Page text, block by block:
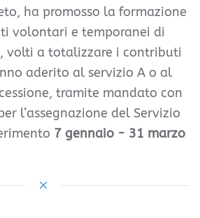
ha promosso la formazione
volontari e temporanei di
volti a totalizzare i contributi
aderito al servizio A o al
tramite mandato con
l’assegnazione del Servizio
7 gennaio - 31 marzo